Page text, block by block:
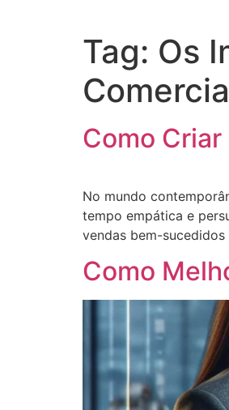
Tag: Os
Como
No mundo
tempo empática e
vendas bem-
Como